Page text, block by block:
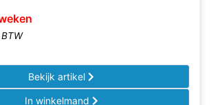
Bekijk artikel
In winkelmand